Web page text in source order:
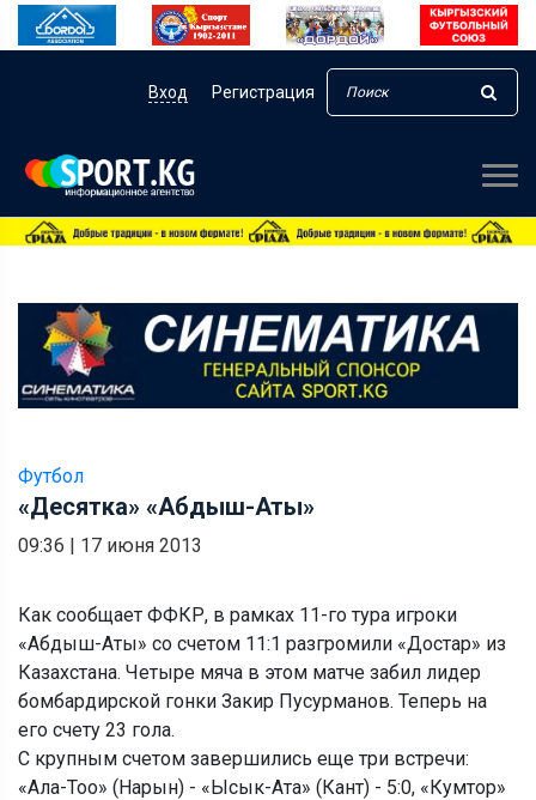
Вход Регистрация
Футбол
«Десятка» «Абдыш-Аты»
09:36 | 17 июня 2013
Как сообщает ФФКР, в рамках 11-го тура игроки
«Абдыш-Аты» со счетом 11:1 разгромили «Достар» из
Казахстана. Четыре мяча в этом матче забил лидер
бомбардирской гонки Закир Пусурманов. Теперь на
его счету 23 гола.
С крупным счетом завершились еще три встречи:
«Ала-Тоо» (Нарын) - «Ысык-Ата» (Кант) - 5:0, «Кумтор»